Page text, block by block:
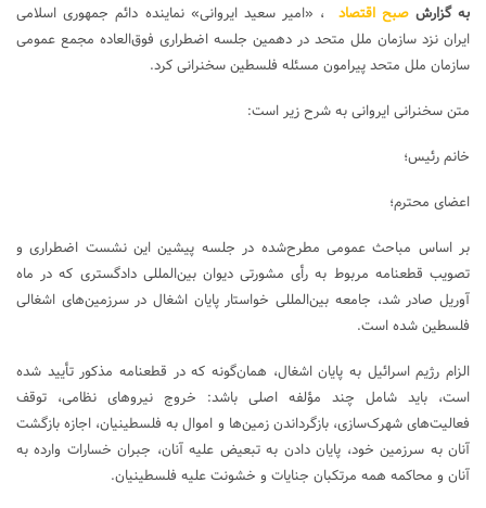
به گزارشصبح اقتصاد
، «امیر سعید ایروانی» نماینده دائم جمهوری اسلامی
ایران نزد سازمان ملل متحد در دهمین جلسه اضطراری فوق‌العاده مجمع عمومی
سازمان ملل متحد پیرامون مسئله فلسطین سخنرانی کرد.
متن سخنرانی ایروانی به شرح زیر است:
خانم رئیس؛
اعضای محترم؛
بر اساس مباحث عمومی مطرح‌شده در جلسه پیشین این نشست اضطراری و
تصویب قطعنامه مربوط به رأی مشورتی دیوان بین‌المللی دادگستری که در ماه
آوریل صادر شد، جامعه بین‌المللی خواستار پایان اشغال در سرزمین‌های اشغالی
فلسطین شده است.
الزام رژیم اسرائیل به پایان اشغال، همان‌گونه که در قطعنامه مذکور تأیید شده
است، باید شامل چند مؤلفه اصلی باشد: خروج نیروهای نظامی، توقف
فعالیت‌های شهرک‌سازی، بازگرداندن زمین‌ها و اموال به فلسطینیان، اجازه بازگشت
آنان به سرزمین خود، پایان دادن به تبعیض علیه آنان، جبران خسارات وارده به
آنان و محاکمه همه مرتکبان جنایات و خشونت علیه فلسطینیان.